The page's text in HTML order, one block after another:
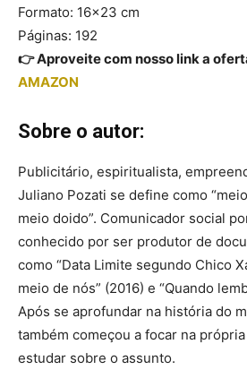
Formato: 16×23 cm
Páginas: 192
👉 Aproveite com nosso link a
AMAZON
Sobre o autor:
Publicitário, espiritualista,
Juliano Pozati se define como
meio doido”. Comunicador social
conhecido por ser produtor de
como “Data Limite segundo Chico
meio de nós” (2016) e “Quando
Após se aprofundar na história do
também começou a focar na
estudar sobre o assunto.